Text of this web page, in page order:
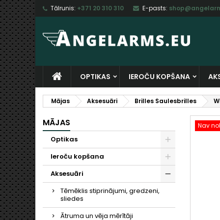
Tālrunis: +371 20 310 310 E-pasts:
OPTIKAS IEROČU KOPŠANA
Mājas Aksesuāri Brilles Saulesbrilles
MĀJAS
Optikas
Ieroču kopšana
Aksesuāri
Tēmēklis stiprinājumi, gredzeni,
sliedes
Ātruma un vēja mērītāji
Nav